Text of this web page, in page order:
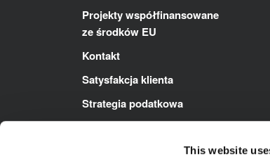
This website
Projekty współfinansowane
ze środków EU
Kontakt
Satysfakcja klienta
Strategia podatkowa